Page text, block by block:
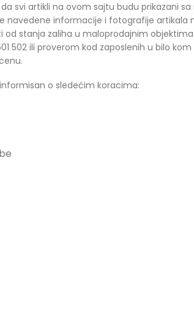
da svi artikli na ovom sajtu budu prikazani
navedene informacije i fotografije
stanja zaliha u maloprodajnim
502 ili proverom kod zaposlenih u bilo
o sledećim koracima: